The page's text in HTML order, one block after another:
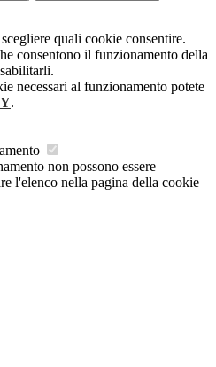
quali cookie consentire.
consentono il funzionamento della
necessari al funzionamento potete
.
non possono essere
l'elenco nella pagina della cookie